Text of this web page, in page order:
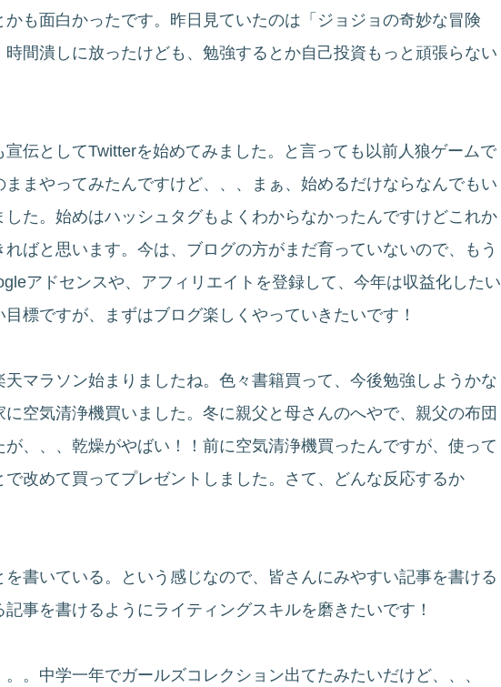
かも面白かったです。昨日見ていたのは「ジョジョの奇妙な冒険
間潰しに放ったけども、勉強するとか自己投資もっと頑張らない
伝としてTwitterを始めてみました。と言っても以前人狼ゲームで
まやってみたんですけど、、、まぁ、始めるだけならなんでもい
た。始めはハッシュタグもよくわからなかったんですけどこれか
ればと思います。今は、ブログの方がまだ育っていないので、もう
アドセンスや、アフィリエイトを登録して、今年は収益化したい
標ですが、まずはブログ楽しくやっていきたいです！
マラソン始まりましたね。色々書籍買って、今後勉強しようかな
に空気清浄機買いました。冬に親父と母さんのへやで、親父の布団
、、、乾燥がやばい！！前に空気清浄機買ったんですが、使って
改めて買ってプレゼントしました。さて、どんな反応するか
を書いている。という感じなので、皆さんにみやすい記事を書ける
事を書けるようにライティングスキルを磨きたいです！
。中学一年でガールズコレクション出てたみたいだけど、、、